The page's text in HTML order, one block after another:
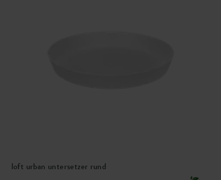
loft urban untersetzer rund